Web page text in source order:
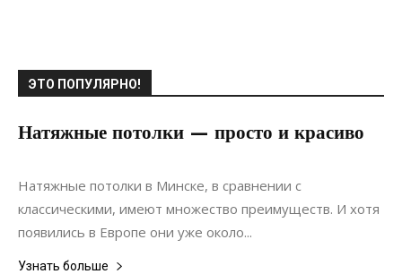
ЭТО ПОПУЛЯРНО!
Натяжные потолки — просто и красиво
07.09.2017
Натяжные потолки в Минске, в сравнении с
классическими, имеют множество преимуществ. И хотя
появились в Европе они уже около...
Узнать больше